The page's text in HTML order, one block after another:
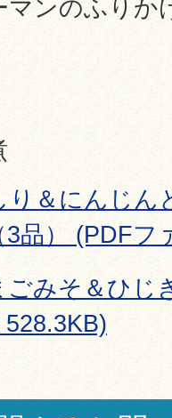
マンのふりか
り＆にんじん
品） (PDFフ
みそ＆ひじ